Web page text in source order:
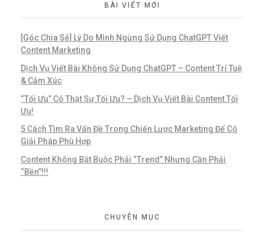
BÀI VIẾT MỚI
[Góc Chia Sẻ] Lý Do Mình Ngừng Sử Dụng ChatGPT Viết
Content Marketing
Dịch Vụ Viết Bài Không Sử Dụng ChatGPT – Content Trí Tuệ
& Cảm Xúc
“Tối Ưu” Có Thật Sự Tối Ưu? – Dịch Vụ Viết Bài Content Tối
Ưu!
5 Cách Tìm Ra Vấn Đề Trong Chiến Lược Marketing Để Có
Giải Pháp Phù Hợp
Content Không Bắt Buộc Phải “Trend” Nhưng Cần Phải
“Bền”!!!
CHUYÊN MỤC